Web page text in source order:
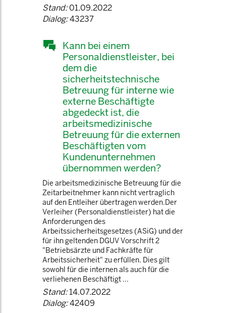
Stand:01.09.2022
Dialog:43237
Kann bei einem
Personaldienstleister, bei
dem die
sicherheitstechnische
Betreuung für interne wie
externe Beschäftigte
abgedeckt ist, die
arbeitsmedizinische
Betreuung für die externen
Beschäftigten vom
Kundenunternehmen
übernommen werden?
Die arbeitsmedizinische Betreuung für die
Zeitarbeitnehmer kann nicht vertraglich
auf den Entleiher übertragen werden.Der
Verleiher (Personaldienstleister) hat die
Anforderungen des
Arbeitssicherheitsgesetzes (ASiG) und der
für ihn geltenden DGUV Vorschrift 2
"Betriebsärzte und Fachkräfte für
Arbeitssicherheit" zu erfüllen. Dies gilt
sowohl für die internen als auch für die
verliehenen Beschäftigt ...
Stand:14.07.2022
Dialog:42409